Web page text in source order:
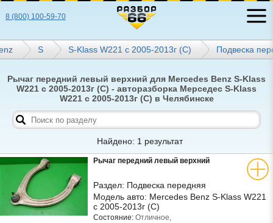
8 (800) 100-59-70
S S-Klass W221 с 2005-2013г (С) Подвеска
Рычаг передний левый верхний для Mercedes Benz S-Klass
W221 с 2005-2013г (С) - авторазборка Мерседес S-Klass
W221 с 2005-2013г (С) в Челябинске
Найдено: 1 результат
Рычаг передний левый верхний
Раздел: Подвеска передняя
Модель авто: Mercedes Benz S-Klass W221
с 2005-2013г (С)
Состояние: Отличное,